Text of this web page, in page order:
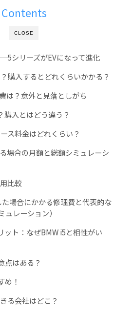
CLOSE
Contents
シリーズがEVになって進化
購入するとどれくらいかかる？
は？意外と見落としがち
購入とはどう違う？
ス料金はどれくらい？
場合の月額と総額シミュレーシ
比較
た場合にかかる修理費と代表的な
ュレーション）
ット：なぜBMW i5と相性がい
点はある？
め！
る会社はどこ？